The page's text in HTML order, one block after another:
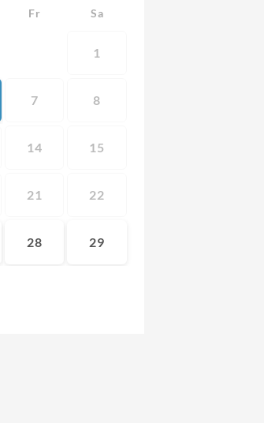
Fr Sa
1
7 8
14 15
21 22
28 29